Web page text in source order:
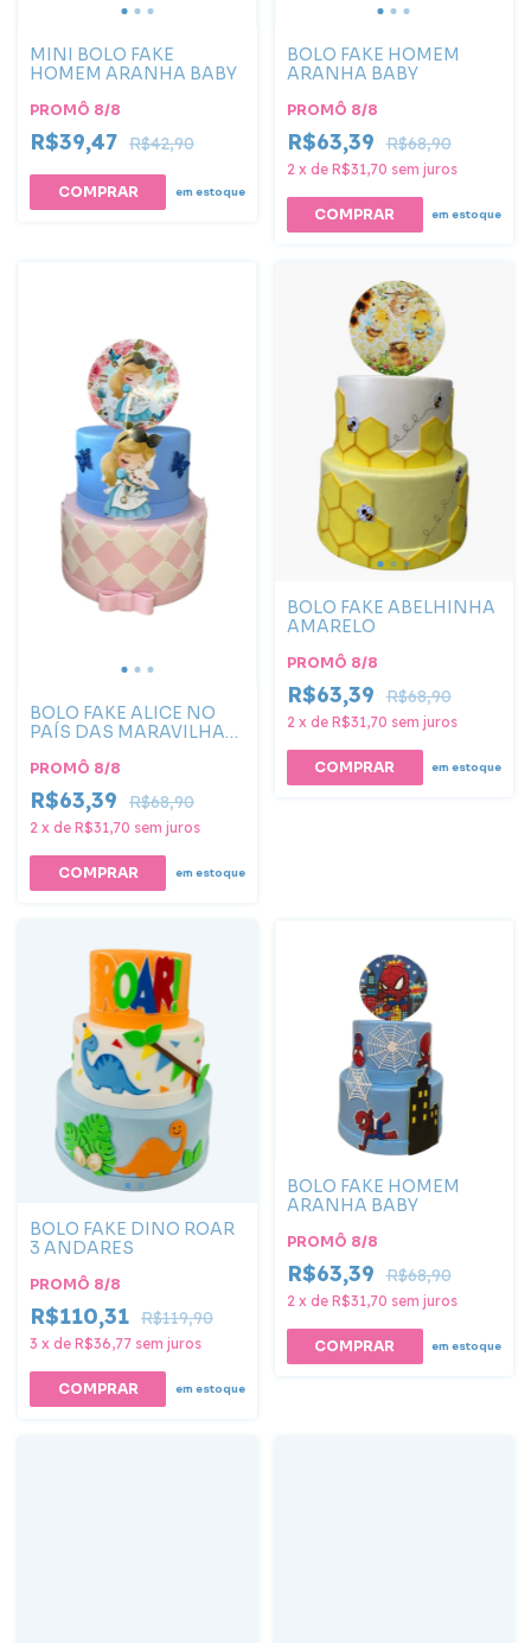
MINI BOLO FAKE
HOMEM ARANHA BABY
PROMÔ 8/8
R$39,47 R$42,90
em estoque
BOLO FAKE HOMEM
ARANHA BABY
PROMÔ 8/8
R$63,39 R$68,90
2 x de R$31,70 sem juros
em estoque
BOLO FAKE ALICE NO
PAÍS DAS MARAVILHAS
PROMÔ 8/8
R$63,39 R$68,90
2 x de R$31,70 sem juros
COMPRAR em estoque
BOLO FAKE ABELHINHA
AMARELO
PROMÔ 8/8
R$63,39 R$68,90
2 x de R$31,70 sem juros
em estoque
BOLO FAKE DINO ROAR
3 ANDARES
PROMÔ 8/8
R$110,31 R$119,90
3 x de R$36,77 sem juros
COMPRAR em estoque
BOLO FAKE HOMEM
ARANHA BABY
PROMÔ 8/8
R$63,39 R$68,90
2 x de R$31,70 sem juros
COMPRAR em estoque